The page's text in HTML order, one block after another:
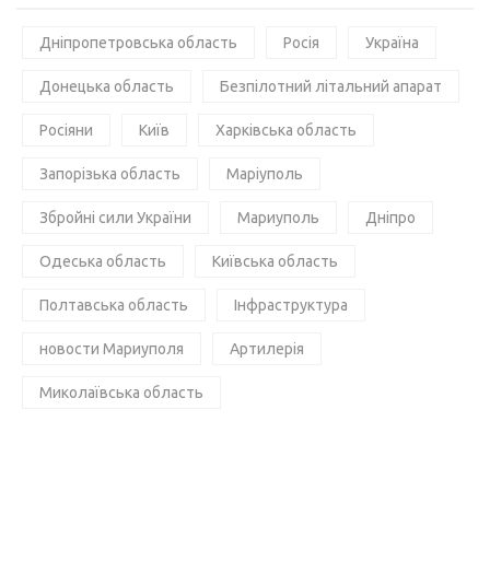
Дніпропетровська область Росія Україна
Донецька область Безпілотний літальний апарат
Росіяни Київ Харківська область
Запорізька область Маріуполь
Збройні сили України Мариуполь Дніпро
Одеська область Київська область
Полтавська область Інфраструктура
новости Мариуполя Артилерія
Миколаївська область